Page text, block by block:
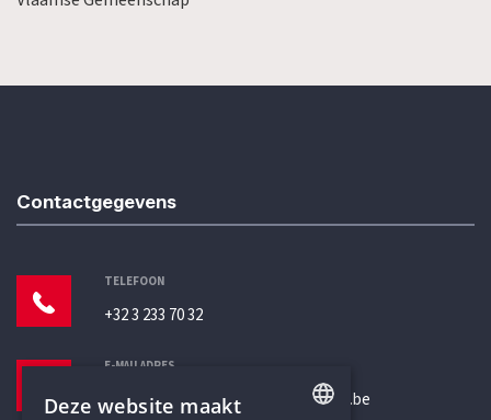
Contactgegevens
TELEFOON
+32 3 233 70 32
E-MAILADRES
secretariaat@humanistischverbond.be
Deze website maakt